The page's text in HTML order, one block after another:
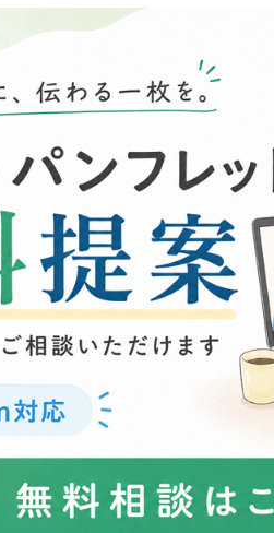
ザイ
私自
な、
す。
私の
きま
ル時
とて
今後も
す。